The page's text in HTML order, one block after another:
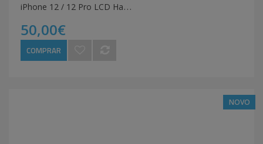
i
Phone 12 / 12 Pro LCD Hard OLED
50,00€
COMPRAR
NOVO